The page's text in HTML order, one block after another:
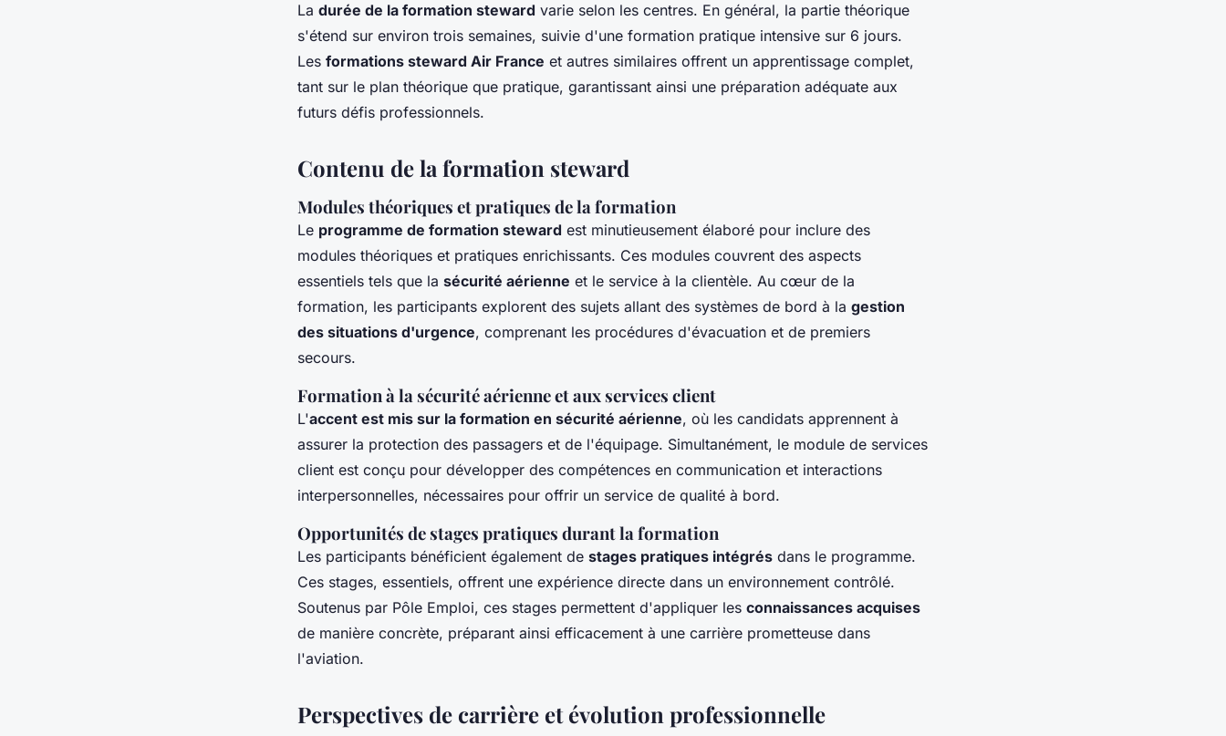
La durée de la formation steward varie selon les centres. En général, la partie théorique
s'étend sur environ trois semaines, suivie d'une formation pratique intensive sur 6 jours.
Les formations steward Air France et autres similaires offrent un apprentissage complet,
tant sur le plan théorique que pratique, garantissant ainsi une préparation adéquate aux
futurs défis professionnels.
Contenu de la formation steward
Modules théoriques et pratiques de la formation
Le programme de formation steward est minutieusement élaboré pour inclure des
modules théoriques et pratiques enrichissants. Ces modules couvrent des aspects
essentiels tels que la sécurité aérienne et le service à la clientèle. Au cœur de la
formation, les participants explorent des sujets allant des systèmes de bord à la gestion
des situations d'urgence, comprenant les procédures d'évacuation et de premiers
secours.
Formation à la sécurité aérienne et aux services client
L'accent est mis sur la formation en sécurité aérienne, où les candidats apprennent à
assurer la protection des passagers et de l'équipage. Simultanément, le module de services
client est conçu pour développer des compétences en communication et interactions
interpersonnelles, nécessaires pour offrir un service de qualité à bord.
Opportunités de stages pratiques durant la formation
Les participants bénéficient également de stages pratiques intégrés dans le programme.
Ces stages, essentiels, offrent une expérience directe dans un environnement contrôlé.
Soutenus par Pôle Emploi, ces stages permettent d'appliquer les connaissances acquises
de manière concrète, préparant ainsi efficacement à une carrière prometteuse dans
l'aviation.
Perspectives de carrière et évolution professionnelle